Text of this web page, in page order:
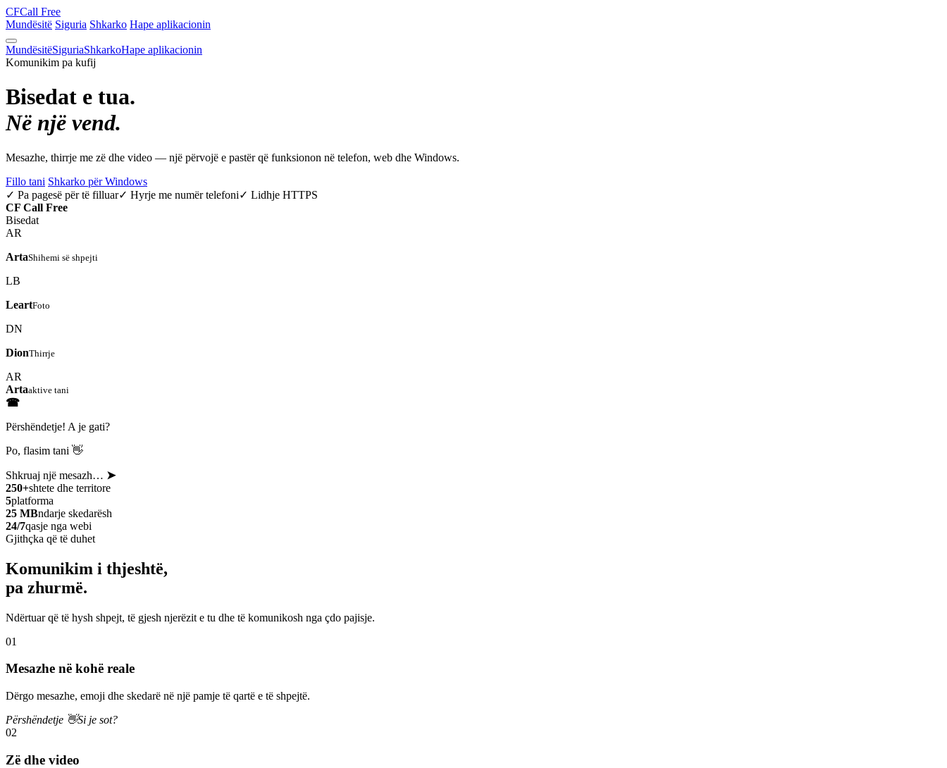
CFCall Free
Mundësitë Siguria Shkarko Hape aplikacionin
MundësitëSiguriaShkarkoHape aplikacionin
Komunikim pa kufij
Bisedat e tua.
Në një vend.
Mesazhe, thirrje me zë dhe video — një përvojë e pastër që funksionon në telefon, web dhe Windows.
Fillo tani Shkarko për Windows
✓ Pa pagesë për të filluar✓ Hyrje me numër telefoni✓ Lidhje HTTPS
CF Call Free
Bisedat
AR
ArtaShihemi së shpejti
LB
LeartFoto
DN
DionThirrje
AR
Artaaktive tani
☎
Përshëndetje! A je gati?
Po, flasim tani 👋
Shkruaj një mesazh… ➤
250+shtete dhe territore
5platforma
25 MBndarje skedarësh
24/7qasje nga webi
Gjithçka që të duhet
Komunikim i thjeshtë,
pa zhurmë.
Ndërtuar që të hysh shpejt, të gjesh njerëzit e tu dhe të komunikosh nga çdo pajisje.
01
Mesazhe në kohë reale
Dërgo mesazhe, emoji dhe skedarë në një pamje të qartë e të shpejtë.
Përshëndetje 👋Si je sot?
02
Zë dhe video